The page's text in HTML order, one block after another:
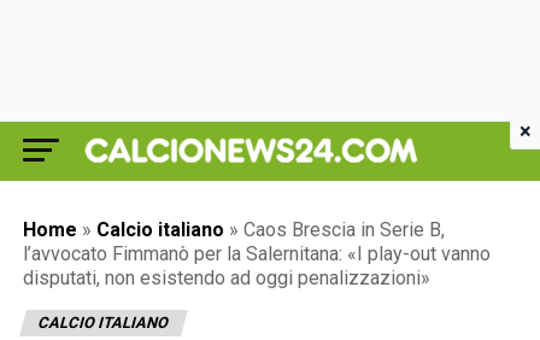
Home » Calcio italiano » Caos Brescia in Serie B,
l’avvocato Fimmanò per la Salernitana: «I play-out vanno
disputati, non esistendo ad oggi penalizzazioni»
CALCIO ITALIANO
×